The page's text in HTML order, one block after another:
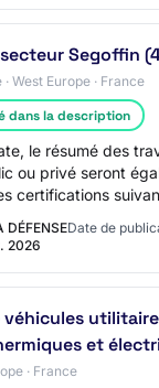
Segoffin
West Europe · France
dans la description
le résumé des
ou privé seront
certifications
: Lot 2 •
DÉFENSEDate de
2026
et
· France